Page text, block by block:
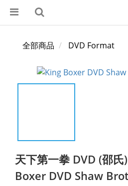
全部商品 DVD Format
天下第一拳 DVD (邵
Boxer DVD Shaw